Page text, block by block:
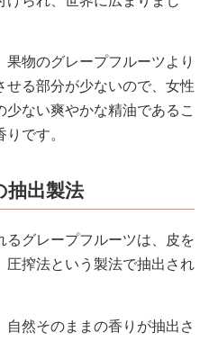
物のグレープフルーツより
せる部分が少ないので、女性
ない爽やかな精油であるこ
です。
抽出製法
るグレープフルーツは、皮を
圧搾法という製法で抽出され
然そのままの香りが抽出さ